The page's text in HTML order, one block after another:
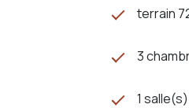
terrain
3
1